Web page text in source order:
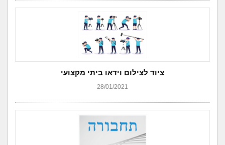
ציוד לצילום וידאו ביתי מקצועי
28/01/2021